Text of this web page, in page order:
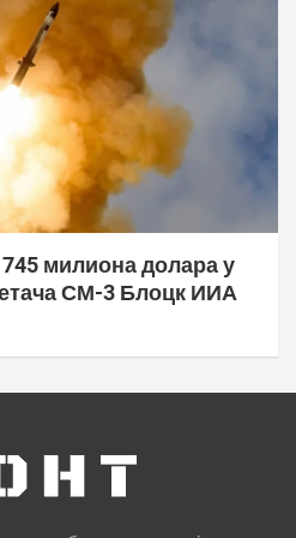
милиона долара у
СМ-3 Блоцк ИИА